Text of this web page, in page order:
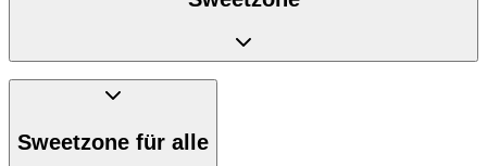
Sweetzone ist nicht nur für seine Geschmacksvielfalt bekannt,
Ernährungsvorschriften – die köstlichen Süssigkeiten von
Sweetzone für alle